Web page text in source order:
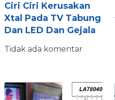
Ciri Ciri Kerusakan
Xtal Pada TV Tabung
Dan LED Dan Gejala
Tidak ada komentar